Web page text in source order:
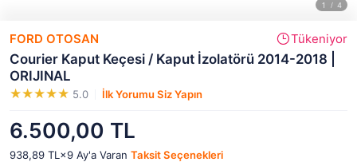
FORD OTOSAN Tükeniyor
Courier Kaput Keçesi / Kaput İzolatörü 2014-2018 |
ORIJINAL
5.0 İlk Yorumu Siz Yapın
6.500,00 TL
938,89 TL×9 Ay'a Varan Taksit Seçenekleri